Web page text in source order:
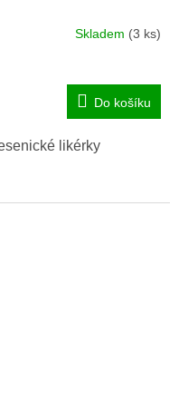
Skladem (3 ks)
Do košíku
likérky